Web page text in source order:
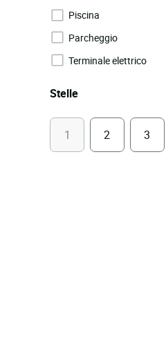
Piscina
Parcheggio
Terminale elettrico
Stelle
1 2 3